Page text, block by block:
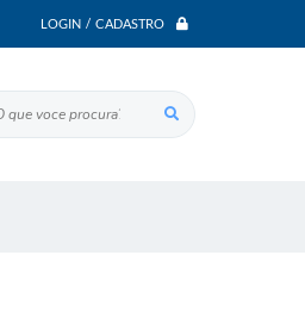
LOGIN / CADASTRO